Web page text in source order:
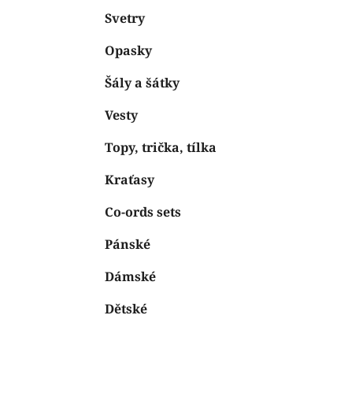
Svetry
Opasky
Šály a šátky
Vesty
Topy, trička, tílka
Kraťasy
Co-ords sets
Pánské
Dámské
Dětské